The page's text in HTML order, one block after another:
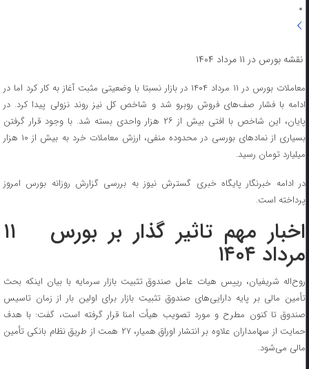
نقشه بورس در ۱۱ مرداد ۱۴۰۴
معاملات بورس در ۱۱ مرداد ۱۴۰۴ در بازار نسبتا با وضعیتی مثبت آغاز به کار کرد اما در
ادامه با فشار صف‌های فروش روبرو شد و شاخص کل نیز روند نزولی پیدا کرد. در
پایان، این شاخص با افتی بیش از ۲۶ هزار واحدی بسته شد. با وجود قرار گرفتن
بسیاری از نمادهای بورسی در محدوده منفی، ارزش معاملات خرد به بیش از ۱۰ هزار
میلیارد تومان رسید.
در ادامه خبرنگار پایگاه خبری گسترش نیوز به بررسی گزارش روزانه بورس امروز
پرداخته است.
اخبار مهم تاثیر گذار بر بورس ۱۱
مرداد ۱۴۰۴
روح‌اله شریفیان، رییس هیات عامل صندوق تثبیت بازار سرمایه با بیان اینکه بحث
تأمین مالی بر پایه دارایی‌های صندوق تثبیت بازار برای اولین بار از زمان تاسیس
صندوق تا کنون مطرح و مورد تصویب هیأت امنا قرار گرفته است، گفت: با هدف
حمایت از سهامداران علاوه بر انتشار اوراق همیار، ۲۷ همت از طریق نظام بانکی تأمین
مالی می‌شود.